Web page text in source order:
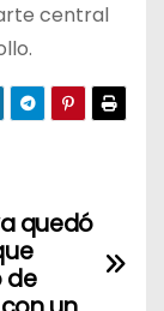
central
quedó
de